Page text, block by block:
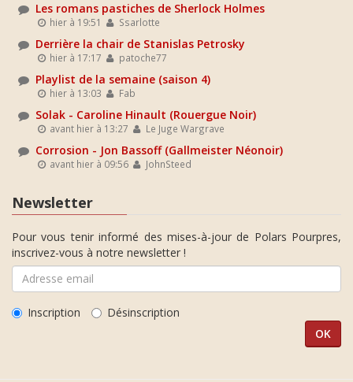
Les romans pastiches de Sherlock Holmes
hier à 19:51 Ssarlotte
Derrière la chair de Stanislas Petrosky
hier à 17:17 patoche77
Playlist de la semaine (saison 4)
hier à 13:03 Fab
Solak - Caroline Hinault (Rouergue Noir)
avant hier à 13:27 Le Juge Wargrave
Corrosion - Jon Bassoff (Gallmeister Néonoir)
avant hier à 09:56 JohnSteed
Newsletter
Pour vous tenir informé des mises-à-jour de Polars Pourpres,
inscrivez-vous à notre newsletter !
Inscription Désinscription